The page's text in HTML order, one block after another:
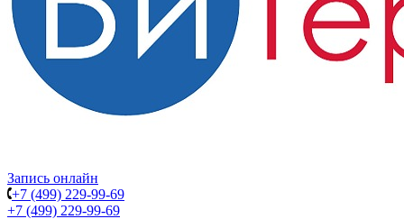
Запись онлайн
+7 (499) 229-99-69
+7 (499) 229-99-69